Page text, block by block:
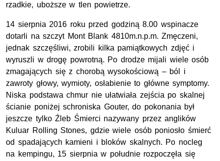
rzadkie, uboższe w tlen powietrze.
14 sierpnia 2016 roku przed godziną 8.00 wspinacze
dotarli na szczyt Mont Blank 4810m.n.p.m. Zmęczeni,
jednak szczęśliwi, zrobili kilka pamiątkowych zdjęć i
wyruszli w drogę powrotną. Po drodze mijali wiele osób
zmagających się z chorobą wysokościową – ból i
zawroty głowy, wymioty, osłabienie to główne symptomy.
Niska podstawa chmur nie ułatwiała zejścia po skalnej
ścianie poniżej schroniska Gouter, do pokonania był
jeszcze tylko Źleb Śmierci nazywany przez anglików
Kuluar Rolling Stones, gdzie wiele osób poniosło śmierć
od spadających kamieni i bloków skalnych. Po nocleg
na kempingu, 15 sierpnia w południe rozpoczęła się